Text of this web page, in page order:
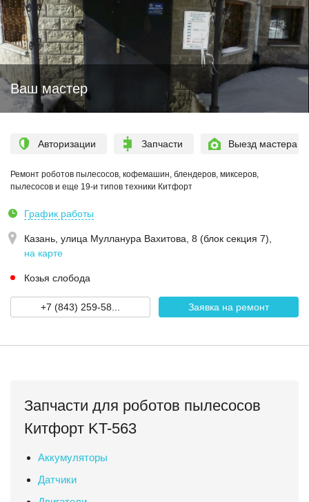
Ваш мастер
Авторизации Запчасти Выезд мастера
Ремонт роботов пылесосов, кофемашин, блендеров, миксеров,
пылесосов и еще 19-и типов техники Китфорт
График работы
Казань, улица Мулланура Вахитова, 8 (блок секция 7)
на карте
Козья слобода
+7 (843) 259-58... Заявка на ремонт
Запчасти для роботов пылесосов
Китфорт KT-563
Аккумуляторы
Датчики